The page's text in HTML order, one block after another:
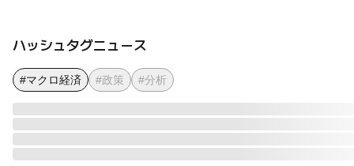
ハッシュタグニュース
#マクロ経済 #政策 #分析